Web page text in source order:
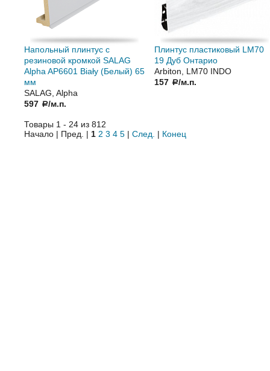
Напольный плинтус с
резиновой кромкой SALAG
Alpha AP6601 Biały (Белый) 65
мм
SALAG, Alpha
597 a/м.п.
Плинтус пластиковый LM70
19 Дуб Онтарио
Arbiton, LM70 INDO
157 a/м.п.
Товары 1 - 24 из 812
Начало | Пред. | 1 2 3 4 5 | След. | Конец